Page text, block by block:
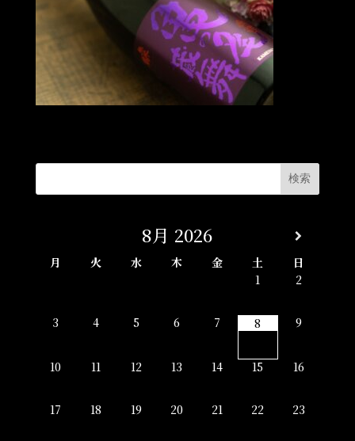
8月 2026
月 火 水 木 金 土
日
1
2
3 4 5 6 7 8 9
10 11 12 13 14 15 16
17 18 19 20 21 22 23